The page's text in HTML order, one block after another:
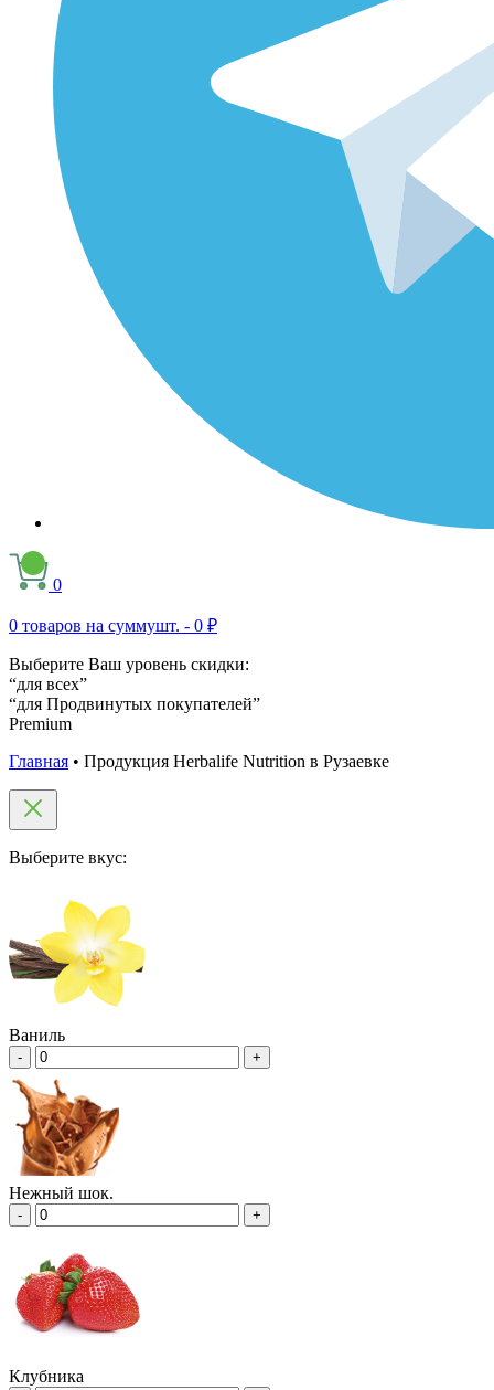
0
0 товаров на суммушт. - 0 ₽
Выберите Ваш уровень скидки:
“для всех”
“для Продвинутых покупателей”
Premium
Главная • Продукция Herbalife Nutrition в Рузаевке
Выберите вкус:
Ваниль
- +
Нежный шок.
- +
Клубника